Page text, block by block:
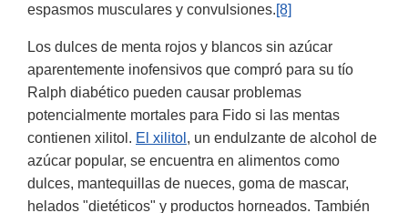
espasmos musculares y convulsiones.[8]
Los dulces de menta rojos y blancos sin azúcar
aparentemente inofensivos que compró para su tío
Ralph diabético pueden causar problemas
potencialmente mortales para Fido si las mentas
contienen xilitol. El xilitol , un endulzante de alcohol de
azúcar popular, se encuentra en alimentos como
dulces, mantequillas de nueces, goma de mascar,
helados "dietéticos" y productos horneados. También